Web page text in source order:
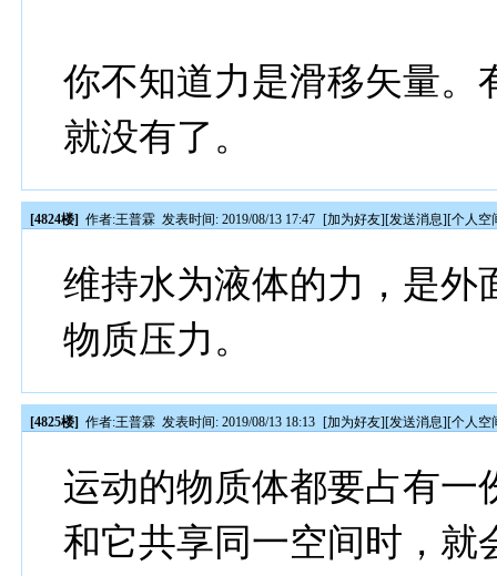
你不知道力是滑移矢量。
就没有了。
[4824楼] 作者:王普霖 发表时间: 2019/08/13 17:47 [加为好友][发送消息][个人空
维持水为液体的力，是外
物质压力。
[4825楼] 作者:王普霖 发表时间: 2019/08/13 18:13 [加为好友][发送消息][个人空
运动的物质体都要占有一
和它共享同一空间时，就